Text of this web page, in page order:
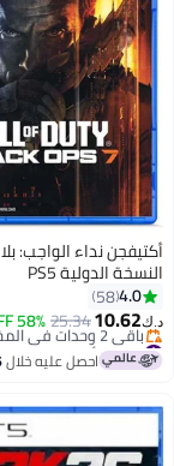
النسخة الدولية PS5
4.0
58
د.ك‏10.62
25.34
58% OFF
#5 في ألعاب الفيديو
أقل سعر في السنة
باقي 2 وحدات في المخزون
احصل عليه خلال